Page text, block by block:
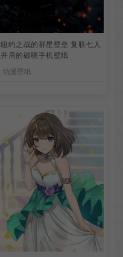
纽约之战的群星壁垒 复联七人
并肩的破晓手机壁纸
动漫壁纸